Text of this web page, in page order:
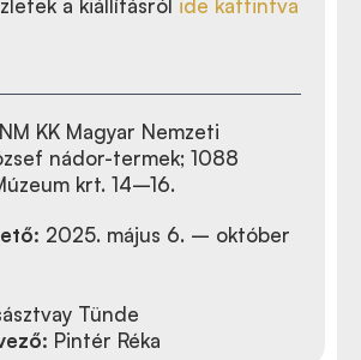
a kiállításról ide kattintva
KK Magyar Nemzeti
nádor-termek; 1088
krt. 14–16.
2025. május 6. – október
Tünde
Pintér Réka